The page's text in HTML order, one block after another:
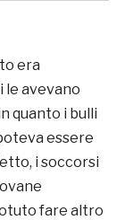
era
le avevano
quanto i bulli
essere
i soccorsi
fare altro